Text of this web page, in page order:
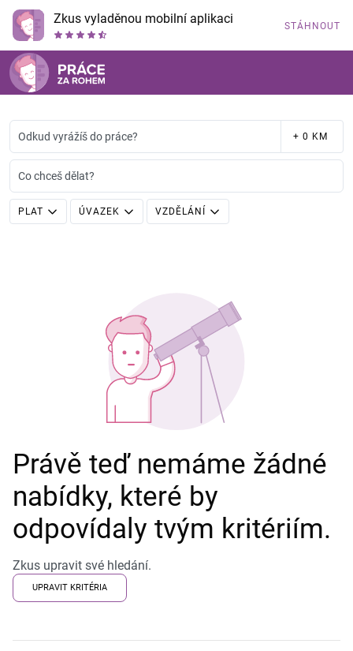
Zkus vyladěnou mobilní aplikaci STÁHNOUT
Odkud vyrážíš do práce? + 0 KM
Co chceš dělat?
PLAT ÚVAZEK VZDĚLÁNÍ
Právě teď nemáme žádné
nabídky, které by
odpovídaly tvým kritériím.
Zkus upravit své hledání.
UPRAVIT KRITÉRIA